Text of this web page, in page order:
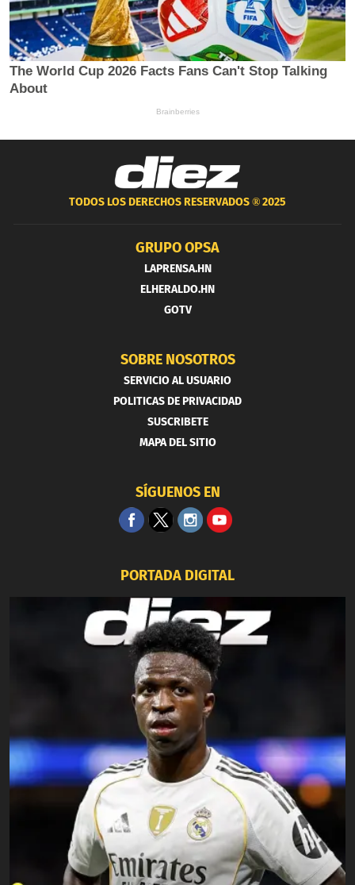
TODOS LOS DERECHOS RESERVADOS ®2025
GRUPO OPSA
LAPRENSA.HN
ELHERALDO.HN
GOTV
SOBRE NOSOTROS
SERVICIO AL USUARIO
POLITICAS DE PRIVACIDAD
SUSCRIBETE
MAPA DEL SITIO
SÍGUENOS EN
PORTADA DIGITAL